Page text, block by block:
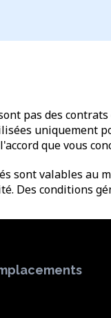
pas des
uniquement
que vous
sont valables au
Des conditions